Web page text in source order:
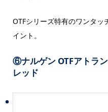
OTFシリーズ特有のワンタッ
イント。
⑥ナルゲン OTFアトラ
レッド